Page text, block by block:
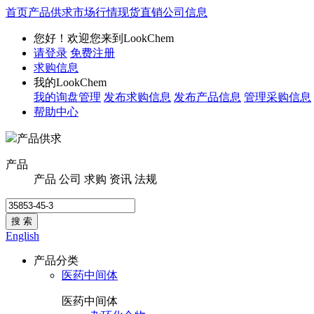
首页产品供求市场行情现货直销公司信息
您好！欢迎您来到LookChem
请登录 免费注册
求购信息
我的LookChem
我的询盘管理 发布求购信息 发布产品信息 管理采购信息
帮助中心
产品供求
产品
产品 公司 求购 资讯 法规
搜 索
English
产品分类
医药中间体
医药中间体